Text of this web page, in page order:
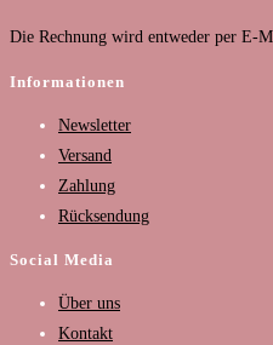
Die Rechnung wird entweder per E-
Informationen
Newsletter
Versand
Zahlung
Rücksendung
Social Media
Über uns
Kontakt